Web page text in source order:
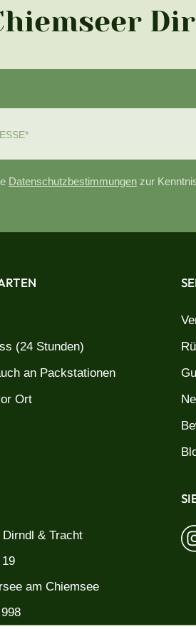
Datenschutzbestimmungen zur
(24 Stunden)
an Packstationen
Ort
& Tracht
am Chiemsee